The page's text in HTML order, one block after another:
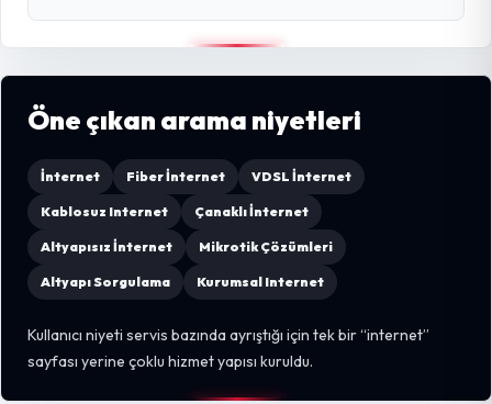
Öne çıkan arama niyetleri
İnternet Fiber İnternet VDSL İnternet
Kablosuz Internet Çanaklı İnternet
Altyapısız İnternet Mikrotik Çözümleri
Altyapı Sorgulama Kurumsal Internet
Kullanıcı niyeti servis bazında ayrıştığı için tek bir “internet”
sayfası yerine çoklu hizmet yapısı kuruldu.